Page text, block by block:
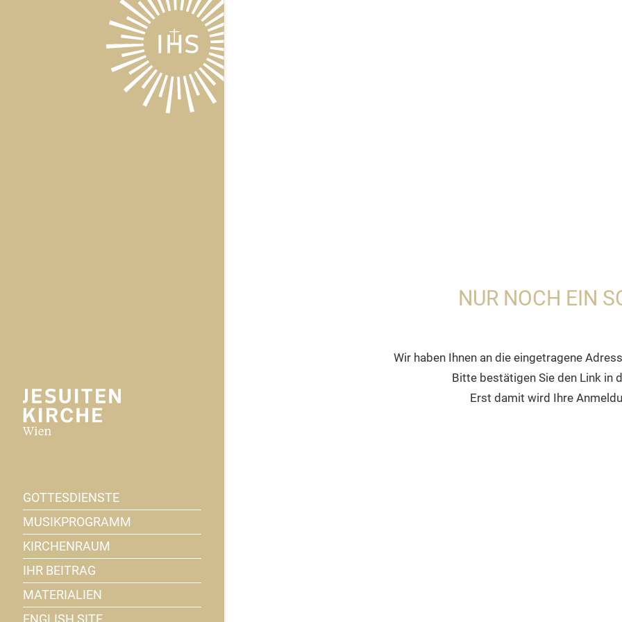
GOTTESDIENSTE
MUSIKPROGRAMM
KIRCHENRAUM
IHR BEITRAG
MATERIALIEN
ENGLISH SITE
NUR NOCH EIN
Wir haben Ihnen an die eingetragene
Bitte bestätigen Sie den Link in
Erst damit wird Ihre